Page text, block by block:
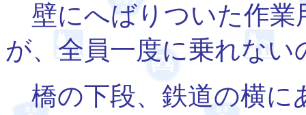
壁にへばりついた作業
が、全員一度に乗れない
橋の下段、鉄道の横に